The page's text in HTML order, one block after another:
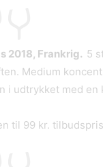
2018, Frankrig. 5
Medium
i udtrykket med
til 99 kr. tilbudspris